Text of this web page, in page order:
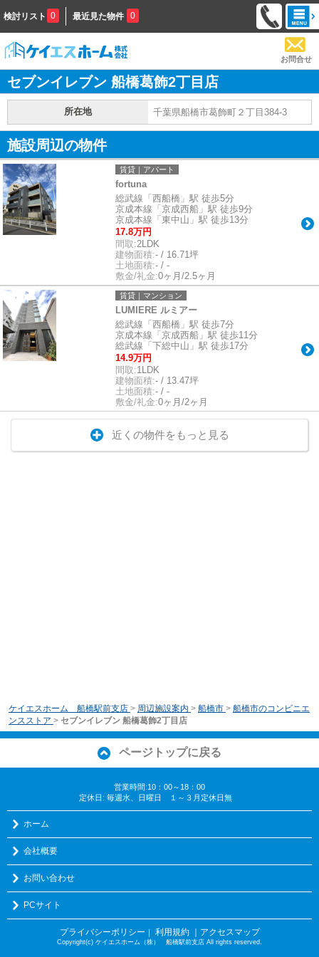
検討リスト 0 最近見た物件 0
お問合せ
セブンイレブン 船橋葛飾2丁目店
所在地 千葉県船橋市葛飾町２丁目384-3
施設周辺の物件
賃貸｜アパート
fortuna
総武線「西船橋」駅 徒歩5分
京成本線「京成西船」駅 徒歩9分
京成本線「東中山」駅 徒歩13分
17.8万円
間取:2LDK
建物面積:- / 16.71坪
土地面積:- / -
敷金/礼金:0ヶ月/2.5ヶ月
賃貸｜マンション
LUMIERE ルミアー
総武線「西船橋」駅 徒歩7分
京成本線「京成西船」駅 徒歩11分
総武線「下総中山」駅 徒歩17分
14.9万円
間取:1LDK
建物面積:- / 13.47坪
土地面積:- / -
敷金/礼金:0ヶ月/2ヶ月
近くの物件をもっと見る
ケイエスホーム 船橋駅前支店 > 周辺施設案内 > 船橋市 > 船橋市のコンビニエ
ンスストア > セブンイレブン 船橋葛飾2丁目店
ページトップに戻る
営業時間:10：00～18：00
定休日: 毎週水、日曜日 １～３月定休日無
ホーム
会社概要
お問い合わせ
PCサイト
プライバシーポリシー ｜ 利用規約 ｜アクセスマップ
Copyright(c) ケイエスホーム（株） 船橋駅前支店 All rights reserved.